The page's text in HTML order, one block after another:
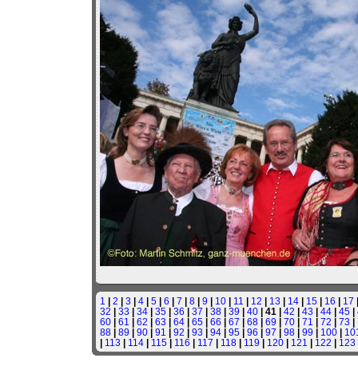
1 | 2 | 3 | 4 | 5 | 6 | 7 | 8 | 9 | 10 | 11 | 12 | 13 | 14 | 15 | 16 | 17
32 | 33 | 34 | 35 | 36 | 37 | 38 | 39 | 40 | 41 | 42 | 43 | 44 | 45 |
60 | 61 | 62 | 63 | 64 | 65 | 66 | 67 | 68 | 69 | 70 | 71 | 72 | 73 |
88 | 89 | 90 | 91 | 92 | 93 | 94 | 95 | 96 | 97 | 98 | 99 | 100 |
| 113 | 114 | 115 | 116 | 117 | 118 | 119 | 120 | 121 | 122 | 123